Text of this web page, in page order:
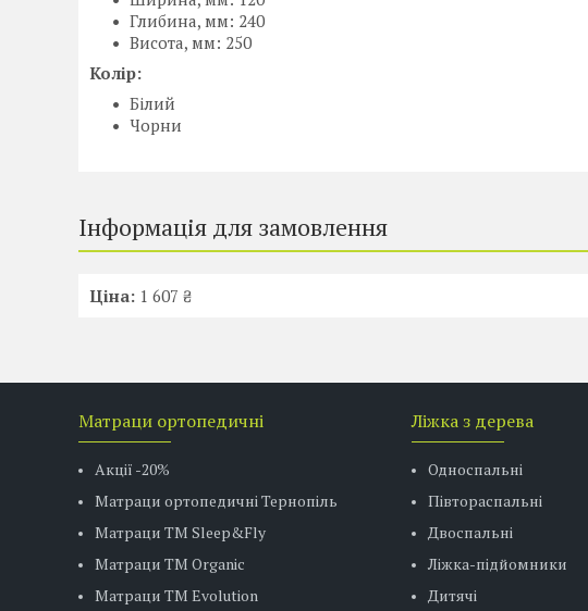
Глибина, мм: 240
Висота, мм: 250
Колір:
Білий
Чорни
Інформація для замовлення
Ціна: 1 607 ₴
Матраци ортопедичні
Акції -20%
Матраци ортопедичні Тернопіль
Матраци ТМ Sleep&Fly
Матраци TM Organic
Матраци ТМ Evolution
Ліжка з дерева
Односпальні
Півтораспальні
Двоспальні
Ліжка-підйомники
Дитячі